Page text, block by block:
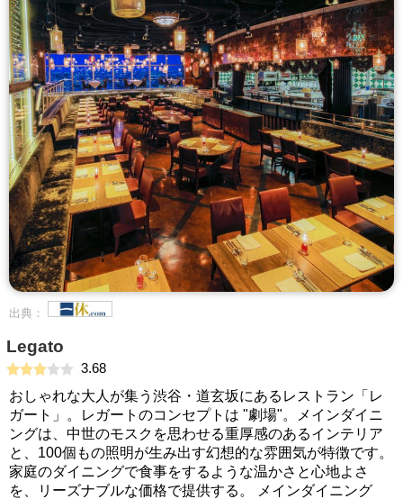
出典：
Legato
3.68
おしゃれな大人が集う渋谷・道玄坂にあるレストラン「レ
ガート」。レガートのコンセプトは "劇場"。メインダイニ
ングは、中世のモスクを思わせる重厚感のあるインテリア
と、100個もの照明が生み出す幻想的な雰囲気が特徴です。
家庭のダイニングで食事をするような温かさと心地よさ
を、リーズナブルな価格で提供する。 メインダイニング